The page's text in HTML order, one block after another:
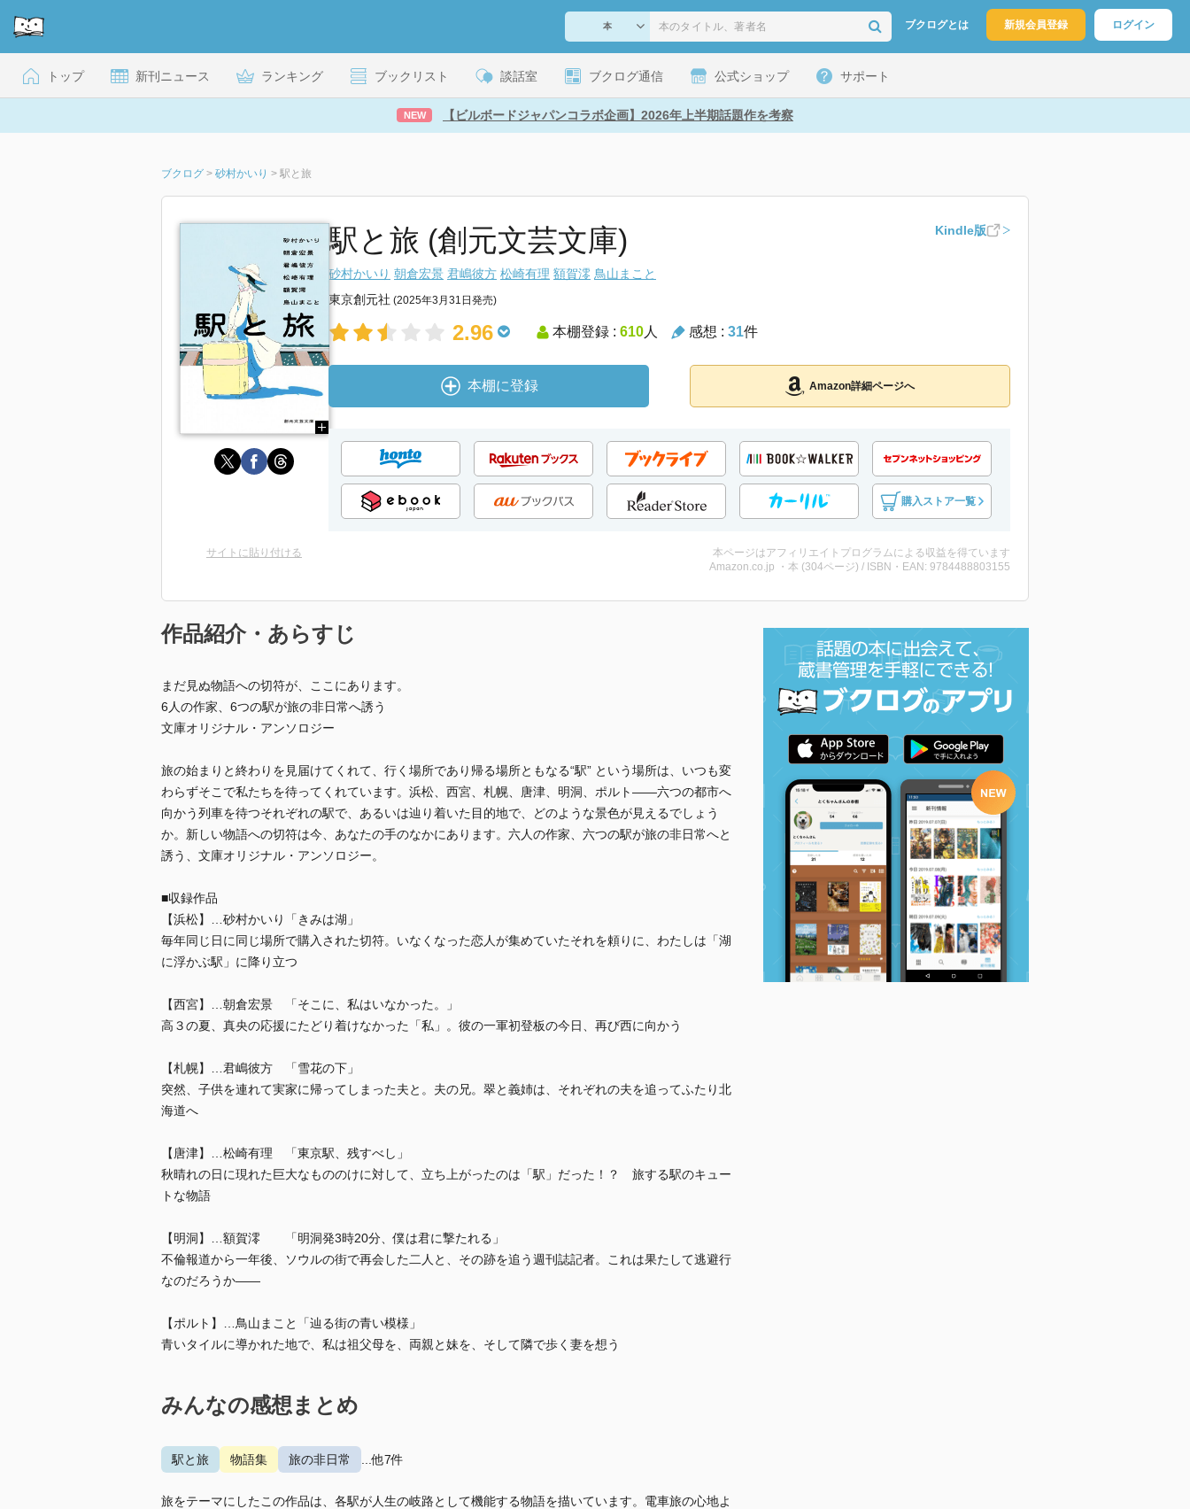
ブクログとは 新規会員登録 ログイン
トップ 新刊ニュース ランキング ブックリスト 談話室 ブクログ通信 公式ショップ サポート
NEW 【ビルボードジャパンコラボ企画】2026年上半期話題作を考察
ブクログ > 砂村かいり > 駅と旅
駅と旅 (創元文芸文庫) Kindle版
砂村かいり 朝倉宏景 君嶋彼方 松崎有理 額賀澪 鳥山まこと
東京創元社 (2025年3月31日発売)
2.96 本棚登録 : 610人 感想 : 31件
本棚に登録 Amazon詳細ページへ
購入ストア一覧
サイトに貼り付ける
本ページはアフィリエイトプログラムによる収益を得ています
Amazon.co.jp ・本 (304ページ) / ISBN・EAN: 9784488803155
作品紹介・あらすじ
まだ見ぬ物語への切符が、ここにあります。
6人の作家、6つの駅が旅の非日常へ誘う
文庫オリジナル・アンソロジー
旅の始まりと終わりを見届けてくれて、行く場所であり帰る場所ともなる“駅” という場所は、いつも変
わらずそこで私たちを待ってくれています。浜松、西宮、札幌、唐津、明洞、ポルト――六つの都市へ
向かう列車を待つそれぞれの駅で、あるいは辿り着いた目的地で、どのような景色が見えるでしょう
か。新しい物語への切符は今、あなたの手のなかにあります。六人の作家、六つの駅が旅の非日常へと
誘う、文庫オリジナル・アンソロジー。
■収録作品
【浜松】…砂村かいり「きみは湖」
毎年同じ日に同じ場所で購入された切符。いなくなった恋人が集めていたそれを頼りに、わたしは「湖
に浮かぶ駅」に降り立つ
【西宮】…朝倉宏景 「そこに、私はいなかった。」
高３の夏、真央の応援にたどり着けなかった「私」。彼の一軍初登板の今日、再び西に向かう
【札幌】…君嶋彼方 「雪花の下」
突然、子供を連れて実家に帰ってしまった夫と。夫の兄。翠と義姉は、それぞれの夫を追ってふたり北
海道へ
【唐津】…松崎有理 「東京駅、残すべし」
秋晴れの日に現れた巨大なもののけに対して、立ち上がったのは「駅」だった！？ 旅する駅のキュー
トな物語
【明洞】…額賀澪 「明洞発3時20分、僕は君に撃たれる」
不倫報道から一年後、ソウルの街で再会した二人と、その跡を追う週刊誌記者。これは果たして逃避行
なのだろうか――
【ポルト】…鳥山まこと「辿る街の青い模様」
青いタイルに導かれた地で、私は祖父母を、両親と妹を、そして隣で歩く妻を想う
みんなの感想まとめ
駅と旅 物語集 旅の非日常 ...他7件
旅をテーマにしたこの作品は、各駅が人生の岐路として機能する物語を描いています。電車旅の心地よ